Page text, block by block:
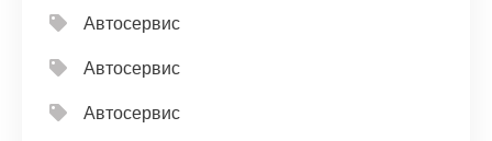
Автосервис
Автосервис
Автосервис